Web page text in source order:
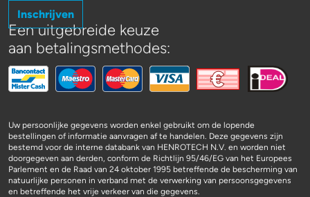
Inschrijven
Een uitgebreide keuze
aan betalingsmethodes:
Uw persoonlijke gegevens worden enkel gebruikt om de lopende
bestellingen of informatie aanvragen af te handelen. Deze gegevens zijn
bestemd voor de interne databank van HENROTECH N.V. en worden niet
doorgegeven aan derden, conform de Richtlijn 95/46/EG van het Europees
Parlement en de Raad van 24 oktober 1995 betreffende de bescherming van
natuurlijke personen in verband met de verwerking van persoonsgegevens
en betreffende het vrije verkeer van die gegevens.